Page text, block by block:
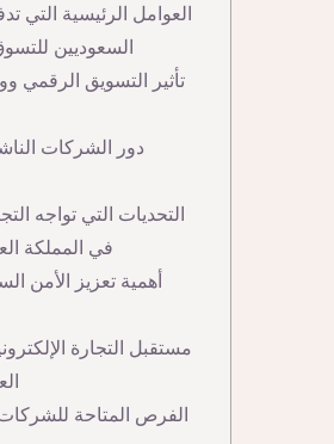
العوامل الرئيسية التي
السعوديين
تأثير التسويق الرقمي
دور الشركات
التحديات التي تواجه
في المملكة
أهمية تعزيز الأمن
مستقبل التجارة
الفرص المتاحة